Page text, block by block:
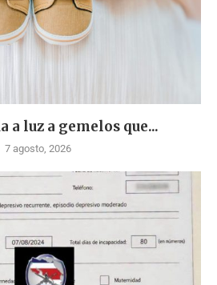
a luz a gemelos que...
7 agosto, 2026